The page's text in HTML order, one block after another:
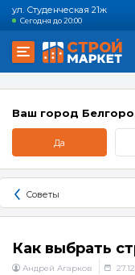
ул. Студенческая 21ж
Сегодня до 20:00
Ваш город
Да
Советы
Как выбрать
Андрей Агарков